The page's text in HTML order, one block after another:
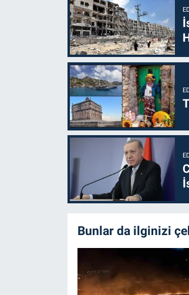
Bunlar da ilginizi